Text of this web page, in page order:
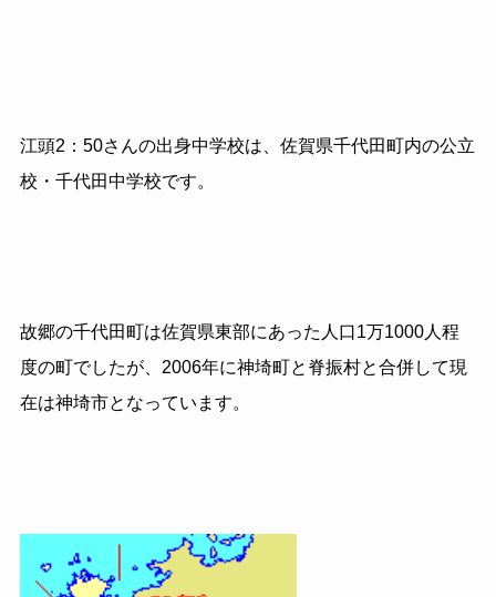
江頭2：50さんの出身中学校は、佐賀県千代田町内の公立
校・千代田中学校です。
故郷の千代田町は佐賀県東部にあった人口1万1000人程
度の町でしたが、2006年に神埼町と脊振村と合併して現
在は神埼市となっています。